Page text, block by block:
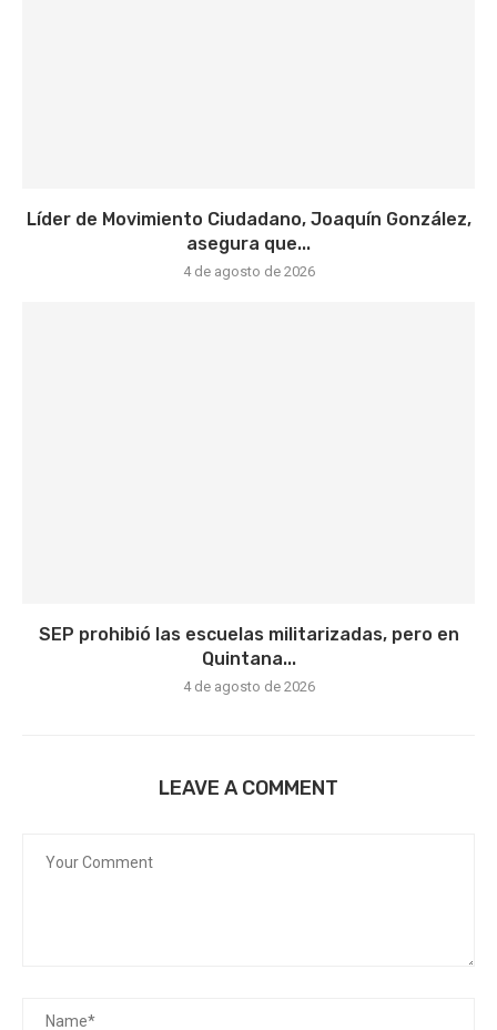
Líder de Movimiento Ciudadano, Joaquín González,
asegura que...
4 de agosto de 2026
SEP prohibió las escuelas militarizadas, pero en
Quintana...
4 de agosto de 2026
LEAVE A COMMENT